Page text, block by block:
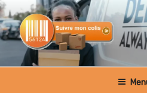
Aller
au
contenu
principal
SUIVRE MON